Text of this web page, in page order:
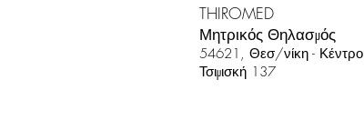
THIROMED
Μητρικός Θηλασμός
54621, Θεσ/νίκη - Κέντρο
Τσιμισκή 137